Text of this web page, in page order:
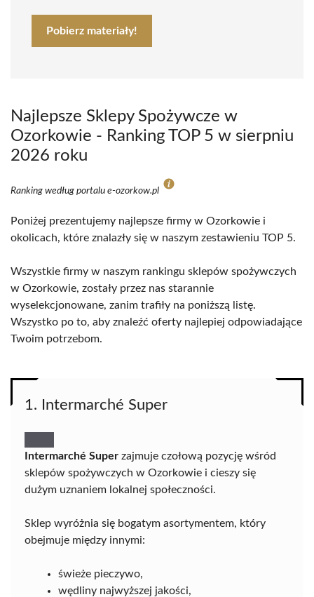
Pobierz materiały!
Najlepsze Sklepy Spożywcze w
Ozorkowie - Ranking TOP 5 w sierpniu
2026 roku
Ranking według portalu e-ozorkow.pl
Poniżej prezentujemy najlepsze firmy w Ozorkowie i
okolicach, które znalazły się w naszym zestawieniu TOP 5.
Wszystkie firmy w naszym rankingu sklepów spożywczych
w Ozorkowie, zostały przez nas starannie
wyselekcjonowane, zanim trafiły na poniższą listę.
Wszystko po to, aby znaleźć oferty najlepiej odpowiadające
Twoim potrzebom.
1. Intermarché Super
Intermarché Super zajmuje czołową pozycję wśród
sklepów spożywczych w Ozorkowie i cieszy się
dużym uznaniem lokalnej społeczności.
Sklep wyróżnia się bogatym asortymentem, który
obejmuje między innymi:
świeże pieczywo,
wędliny najwyższej jakości,